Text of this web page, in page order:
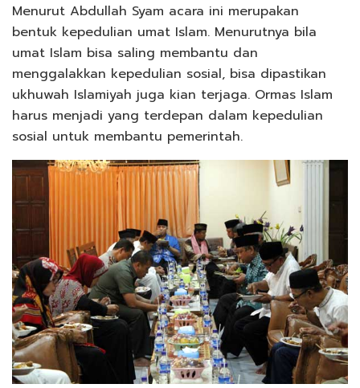
Menurut Abdullah Syam acara ini merupakan
bentuk kepedulian umat Islam. Menurutnya bila
umat Islam bisa saling membantu dan
menggalakkan kepedulian sosial, bisa dipastikan
ukhuwah Islamiyah juga kian terjaga. Ormas Islam
harus menjadi yang terdepan dalam kepedulian
sosial untuk membantu pemerintah.